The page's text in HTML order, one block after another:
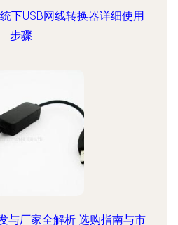
下USB网线转换器详细使用
步骤
与厂家全解析 选购指南与市